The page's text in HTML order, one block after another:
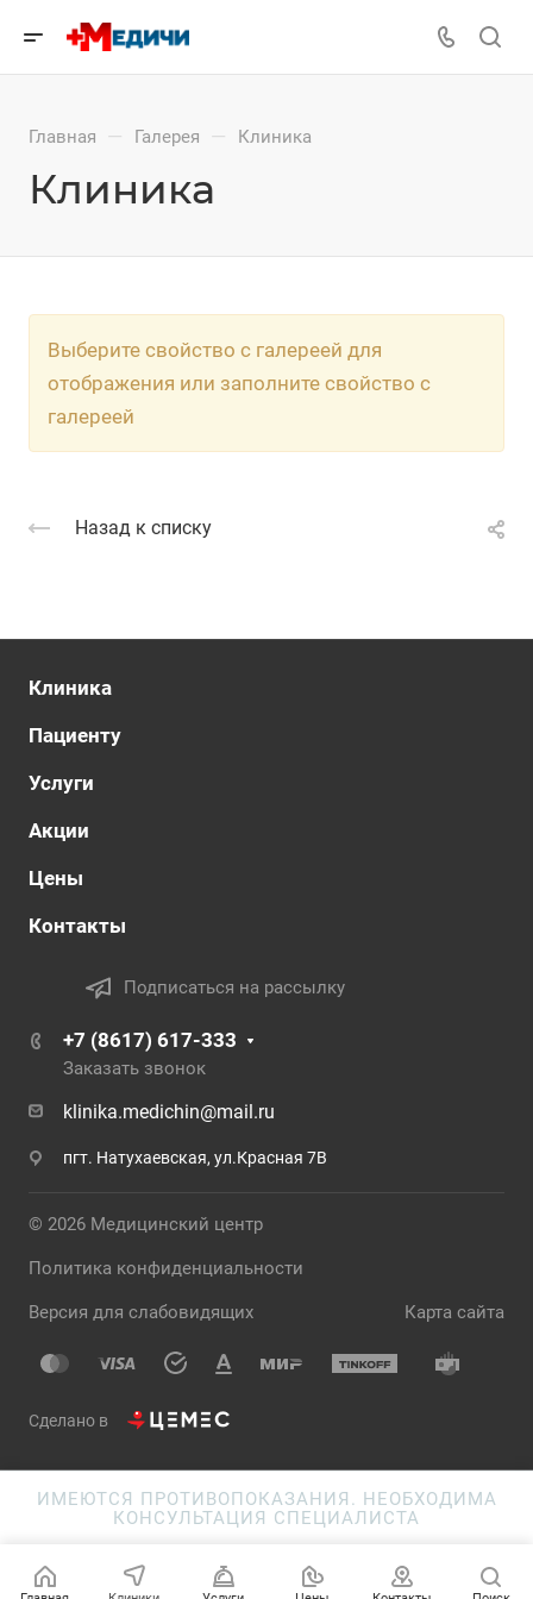
Главная — Галерея — Клиника
Клиника
Выберите свойство с галереей для
отображения или заполните свойство с
галереей
Назад к списку
Клиника
Пациенту
Услуги
Акции
Цены
Контакты
Подписаться на рассылку
+7 (8617) 617-333
Заказать звонок
klinika.medichin@mail.ru
пгт. Натухаевская, ул.Красная 7В
© 2026 Медицинский центр
Политика конфиденциальности
Версия для слабовидящих Карта сайта
Сделано в
ИМЕЮТСЯ ПРОТИВОПОКАЗАНИЯ. НЕОБХОДИМА
КОНСУЛЬТАЦИЯ СПЕЦИАЛИСТА